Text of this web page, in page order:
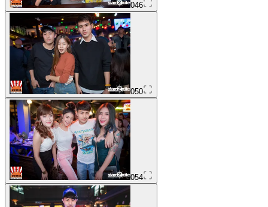
046
050
054